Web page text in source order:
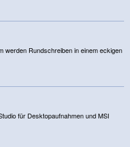
werden Rundschreiben in einem eckigen
für Desktopaufnahmen und MSI